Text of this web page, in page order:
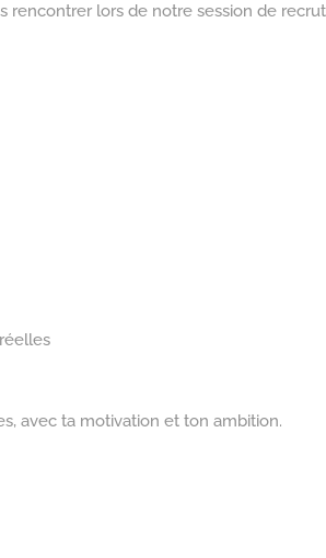
rencontrer lors de notre session de
avec ta motivation et ton ambition.